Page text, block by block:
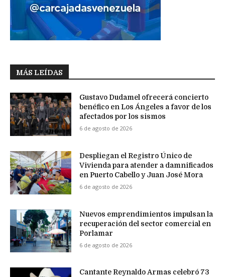
MÁS LEÍDAS
Gustavo Dudamel ofrecerá concierto
benéfico en Los Ángeles a favor de los
afectados por los sismos
6 de agosto de 2026
Despliegan el Registro Único de
Vivienda para atender a damnificados
en Puerto Cabello y Juan José Mora
6 de agosto de 2026
Nuevos emprendimientos impulsan la
recuperación del sector comercial en
Porlamar
6 de agosto de 2026
Cantante Reynaldo Armas celebró 73